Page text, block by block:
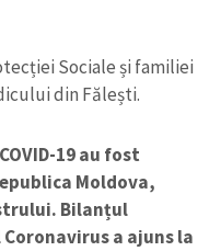
Sociale și familiei
din Fălești.
19 au fost
Moldova,
Bilanțul
a ajuns la